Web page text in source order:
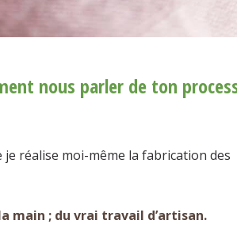
nous parler de ton
je réalise moi-même la fabrication des
main ; du vrai travail d’artisan.